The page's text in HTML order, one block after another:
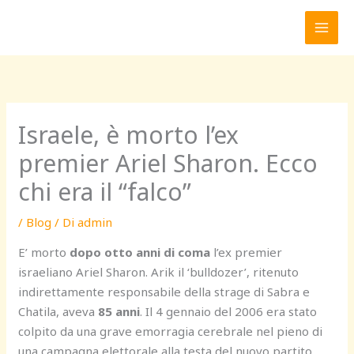
Israele, è morto l’ex
premier Ariel Sharon. Ecco
chi era il “falco”
/ Blog / Diadmin
E’ morto dopo otto anni di coma l’ex premier
israeliano Ariel Sharon. Arik il ‘bulldozer’, ritenuto
indirettamente responsabile della strage di Sabra e
Chatila, aveva 85 anni. Il 4 gennaio del 2006 era stato
colpito da una grave emorragia cerebrale nel pieno di
una campagna elettorale alla testa del nuovo partito